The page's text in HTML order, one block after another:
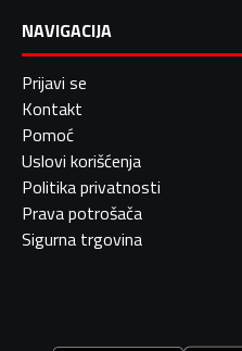
NAVIGACIJA
Prijavi se
Kontakt
Pomoć
Uslovi korišćenja
Politika privatnosti
Prava potrošača
Sigurna trgovina